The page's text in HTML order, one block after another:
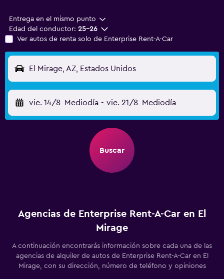
Entrega en el mismo punto
Edad del conductor: 25-26
Ver autos de renta solo de Enterprise Rent-A-Car
El Mirage, AZ, Estados Unidos
vie. 14/8 Mediodía - vie. 21/8 Mediodía
Buscar
Agencias de Enterprise Rent-A-Car en El
Mirage
A continuación encontrarás información sobre cada una de las
agencias de alquiler de autos de Enterprise Rent-A-Car en El
Mirage, con su dirección, número de teléfono y opiniones